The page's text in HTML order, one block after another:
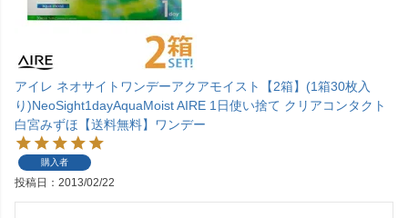
アイレ ネオサイトワンデーアクアモイスト【2箱】(1箱30枚入
り)NeoSight1dayAquaMoist AIRE 1日使い捨て クリアコンタクト
白宮みずほ【送料無料】ワンデー
購入者
投稿日 2013/02/22